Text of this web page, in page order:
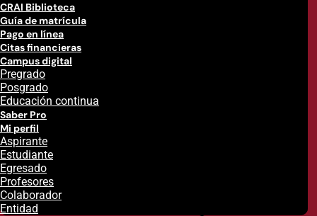
CRAI Biblioteca
Guía de matrícula
Pago en línea
Citas financieras
Campus digital
Pregrado
Posgrado
Educación continua
Saber Pro
Mi perfil
Aspirante
Estudiante
Egresado
Profesores
Colaborador
Entidad